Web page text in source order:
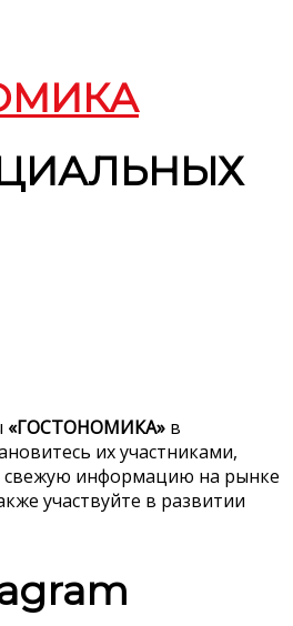
«ГОСТОНОМИКА» в
их участниками,
свежую информацию на рынке
участвуйте в развитии